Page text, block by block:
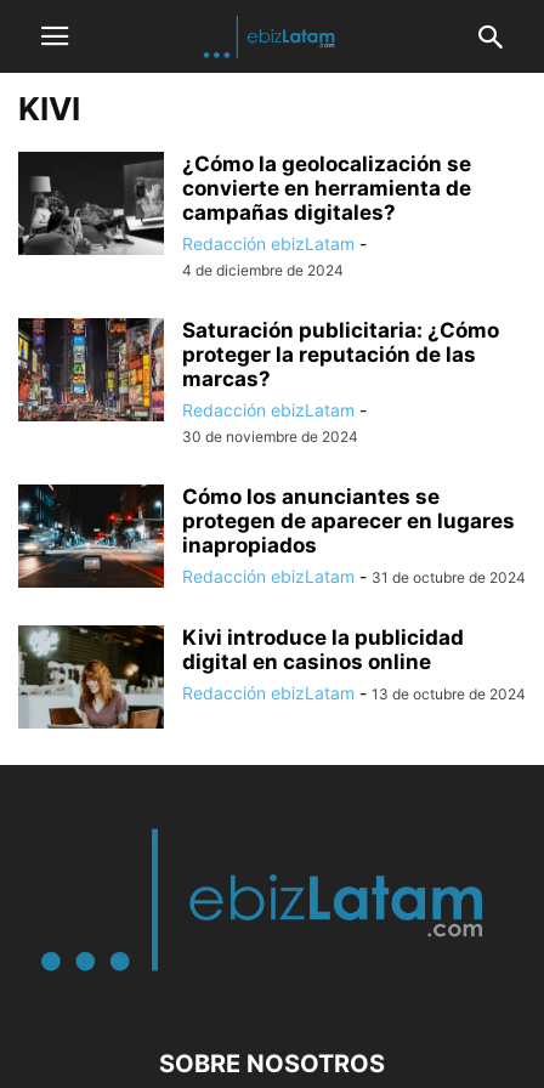
KIVI
¿Cómo la geolocalización se
convierte en herramienta de
campañas digitales?
Redacción ebizLatam -
4 de diciembre de 2024
Saturación publicitaria: ¿Cómo
proteger la reputación de las
marcas?
Redacción ebizLatam -
30 de noviembre de 2024
Cómo los anunciantes se
protegen de aparecer en lugares
inapropiados
Redacción ebizLatam - 31 de octubre de 2024
Kivi introduce la publicidad
digital en casinos online
Redacción ebizLatam - 13 de octubre de 2024
SOBRE NOSOTROS